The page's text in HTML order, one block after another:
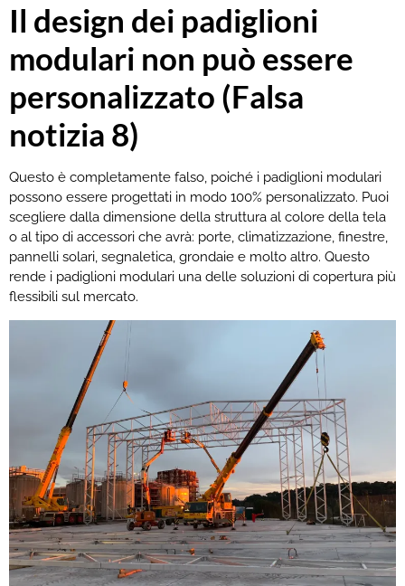
Il design dei padiglioni
modulari non può essere
personalizzato (Falsa
notizia 8)
Questo è completamente falso, poiché i padiglioni modulari
possono essere progettati in modo 100% personalizzato. Puoi
scegliere dalla dimensione della struttura al colore della tela
o al tipo di accessori che avrà: porte, climatizzazione, finestre,
pannelli solari, segnaletica, grondaie e molto altro. Questo
rende i padiglioni modulari una delle soluzioni di copertura più
flessibili sul mercato.